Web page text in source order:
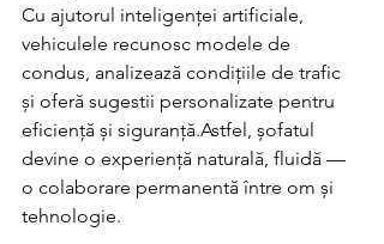
Cu ajutorul inteligenței artificiale,
vehiculele recunosc modele de
condus, analizează condițiile de trafic
și oferă sugestii personalizate pentru
eficiență și siguranță.Astfel, șofatul
devine o experiență naturală, fluidă —
o colaborare permanentă între om și
tehnologie.